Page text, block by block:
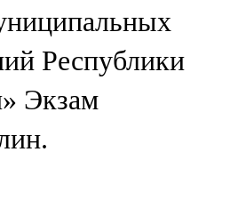
Республики
Экзам